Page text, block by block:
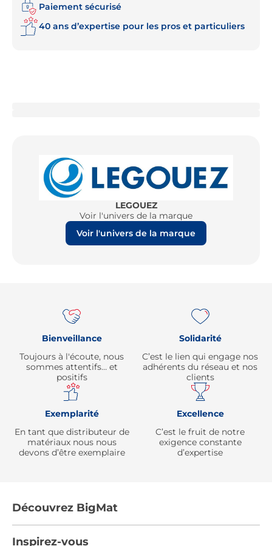
Paiement sécurisé
40 ans d’expertise pour les pros et particuliers
LEGOUEZ
Voir l'univers de la marque
Voir l'univers de la marque
Bienveillance
Toujours à l'écoute, nous
sommes attentifs… et
positifs
Solidarité
C’est le lien qui engage nos
adhérents du réseau et nos
clients
Exemplarité
En tant que distributeur de
matériaux nous nous
devons d’être exemplaire
Excellence
C’est le fruit de notre
exigence constante
d’expertise
Découvrez BigMat
Inspirez-vous